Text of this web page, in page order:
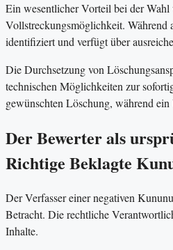
Ein wesentlicher Vorteil bei der
Vollstreckungsmöglichkeit. Während
identifiziert und verfügt über
Die Durchsetzung von
technischen Möglichkeiten zur
gewünschten Löschung, während
Der Bewerter als
Richtige Beklagte
Der Verfasser einer negativen
Betracht. Die rechtliche
Inhalte.